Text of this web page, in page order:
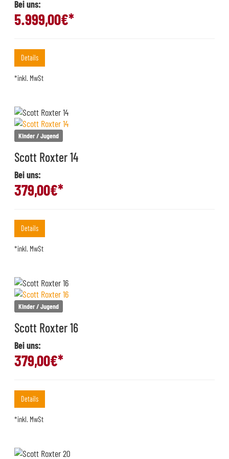
Bei uns:
5.999,00€*
Details
*inkl. MwSt
Kinder / Jugend
Scott Roxter 14
Bei uns:
379,00€*
Details
*inkl. MwSt
Kinder / Jugend
Scott Roxter 16
Bei uns:
379,00€*
Details
*inkl. MwSt